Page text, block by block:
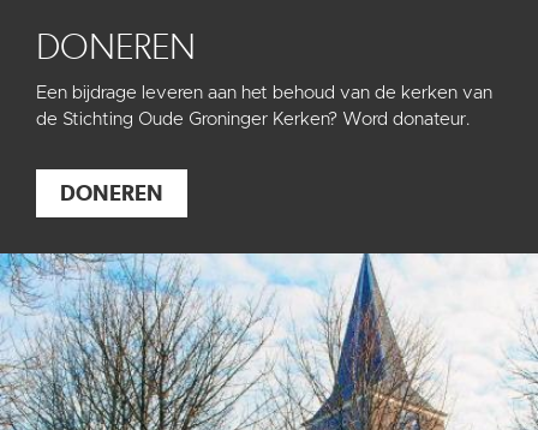
DONEREN
Een bijdrage leveren aan het behoud van de kerken van
de Stichting Oude Groninger Kerken? Word donateur.
DONEREN